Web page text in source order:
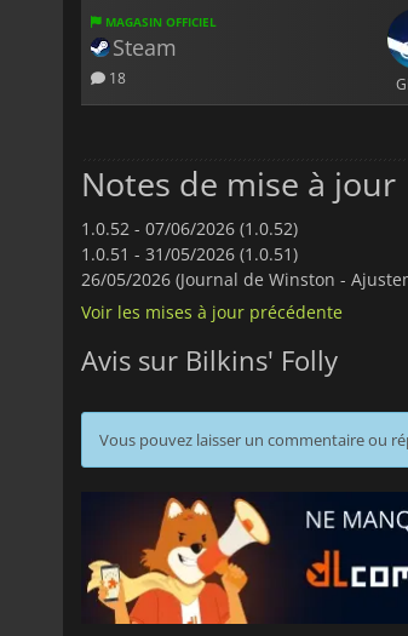
MAGASIN OFFICIEL
Steam
18
Notes de mise à jour
1.0.52 - 07/06/2026 (1.0.52)
1.0.51 - 31/05/2026 (1.0.51)
26/05/2026 (Journal de Winston -
Voir les mises à jour précédente
Avis sur Bilkins' Folly
Vous pouvez laisser un commentaire ou